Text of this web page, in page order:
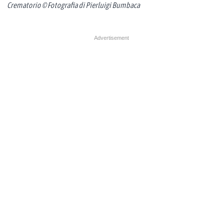
Crematorio © Fotografia di Pierluigi Bumbaca